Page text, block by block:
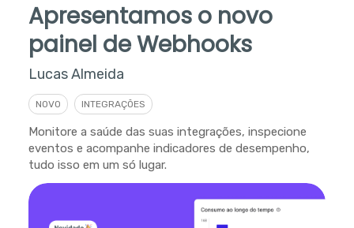
Apresentamos o novo
painel de Webhooks
Lucas Almeida
NOVO INTEGRAÇÕES
Monitore a saúde das suas integrações, inspecione
eventos e acompanhe indicadores de desempenho,
tudo isso em um só lugar.